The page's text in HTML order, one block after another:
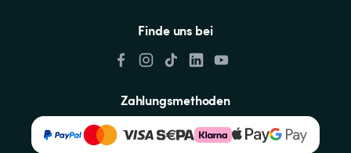
Finde uns bei
Zahlungsmethoden